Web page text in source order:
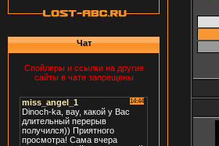
Чат
Спойлеры и ссылки на другие
сайты в чате запрещены